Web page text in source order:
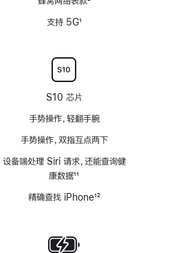
支持 5G1
S10 芯片
手势操作，轻翻手腕
手势操作，双指互点两下
设备端处理 Siri 请求，还能查询健
康数据11
精确查找 iPhone12